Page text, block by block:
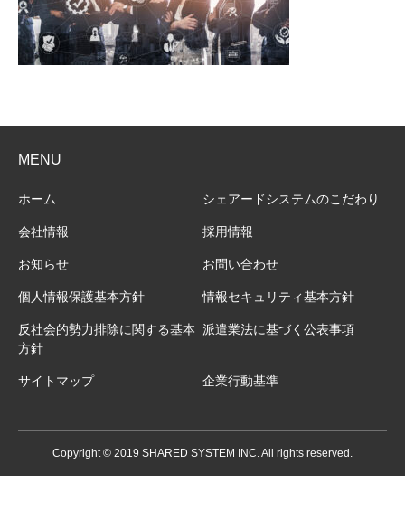
MENU
ホーム シェアードシステムのこだわり
会社情報 採用情報
お知らせ お問い合わせ
個人情報保護基本方針 情報セキュリティ基本方針
反社会的勢力排除に関する基本
方針
派遣業法に基づく公表事項
サイトマップ 企業行動基準
Copyright © 2019 SHARED SYSTEM INC. All rights reserved.